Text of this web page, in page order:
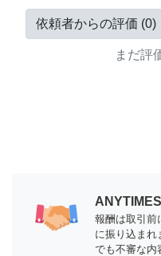
依頼者からの評価 (0)
まだ評
報酬は取引前
に振り込まれ
でも不審な内